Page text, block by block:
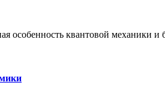
особенность квантовой механики